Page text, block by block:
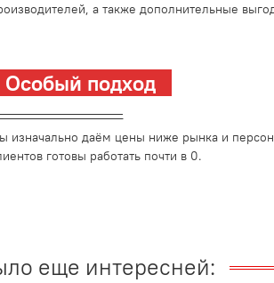
а также дополнительные
Особый подход
изначально даём цены ниже рынка и
готовы работать почти в 0.
еще интересней: